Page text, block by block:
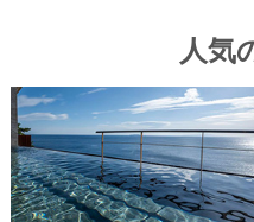
7 位
栃木県 那須温泉
ホテルエピナール那須
メルキュール富山砺波リゾート＆
【WEB】【早期割引30】【
インクルーシブ】ディナービ
フェプラン
3%
OFF
1名11,998円
11,525円～ 税込
人気